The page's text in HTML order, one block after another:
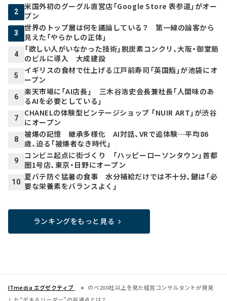
2
米国外初のグーグル直営店「Google Store 表参道」がオー
プン
3
世界のトップ層は何を議論している？ 第一線の論客から
見えた「やらかしの正体」
4
「欲しい人がいなかった技術」脱炭素コンクリ、大阪・御堂筋
のビルに導入 大成建設
5
イギリスの食材で仕上げる江戸前寿司「英国鮨」が池袋にオ
ープン
6
楽天市場に「AI店長」 三木谷浩史会長兼社長「人間味のあ
るAIを必要としている」
7
CHANELの体験型ビンテージショップ 「NUIR ART」が渋谷
にオープン
8
被爆の記憶 継承多様化 AI対話、VRで追体験…平均86
歳、迫る「被爆者なき時代」
9
コンビニ起点に街づくり 「ハッピーローソンタウン」首都
圏1号店、東京・日野にオープン
10
夏バテ防ぐ猛暑の食事 水分補給だけでは不十分、鍵は「必
要な栄養素をバランスよく」
ランキングをもっと見る
ITmedia エグゼクティブ
のべ200社以上を見た経営コンサルタントが発見
した“デキるリーダー”の共通点とは？